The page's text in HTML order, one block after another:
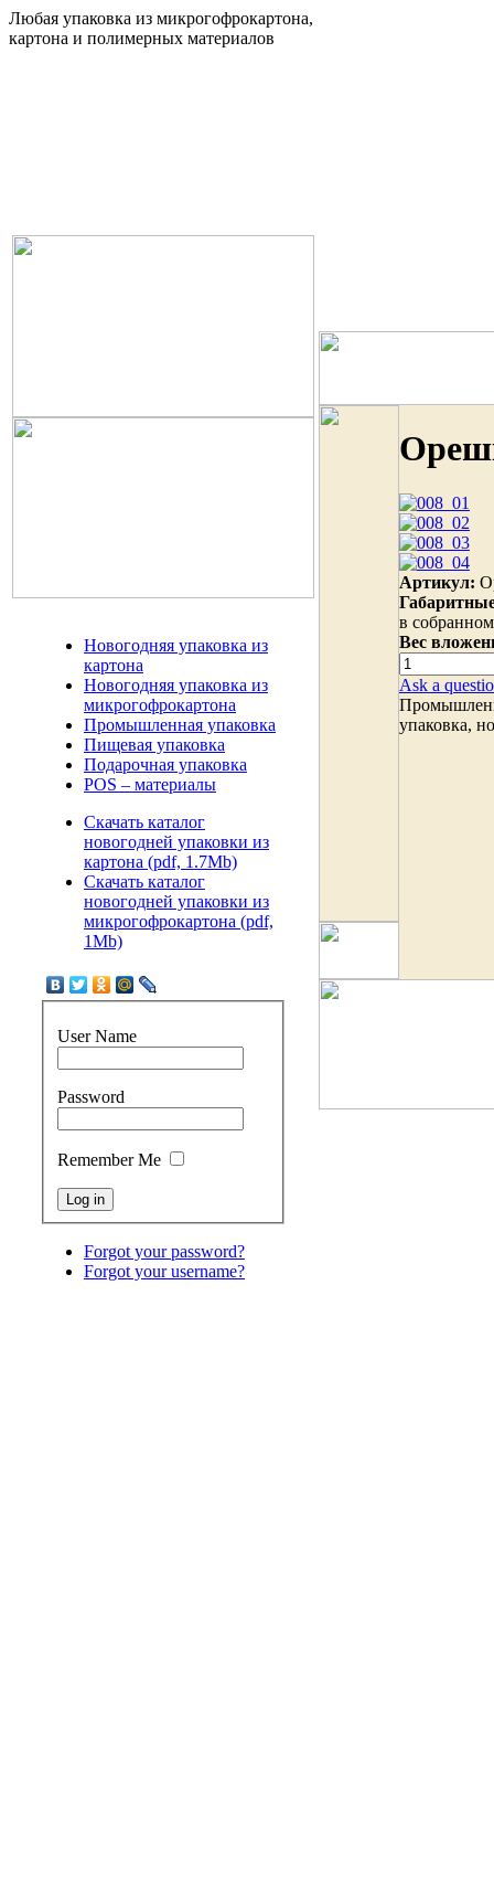
Любая упаковка из микрогофрокартона,
картона и полимерных материалов
Новогодняя упаковка из
картона
Новогодняя упаковка из
микрогофрокартона
Промышленная упаковка
Пищевая упаковка
Подарочная упаковка
POS – материалы
Скачать каталог
новогодней упаковки из
картона (pdf, 1.7Mb)
Скачать каталог
новогодней упаковки из
микрогофрокартона (pdf,
1Mb)
User Name
Password
Remember Me
Forgot your password?
Forgot your username?
Артикул:
в
Вес
Ask a
упаковка,